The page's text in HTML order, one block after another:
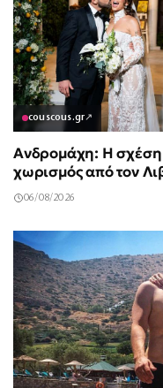
couscous.gr↗
Ανδρομάχη: Η σχέση
χωρισμός από τον
06/08/2026